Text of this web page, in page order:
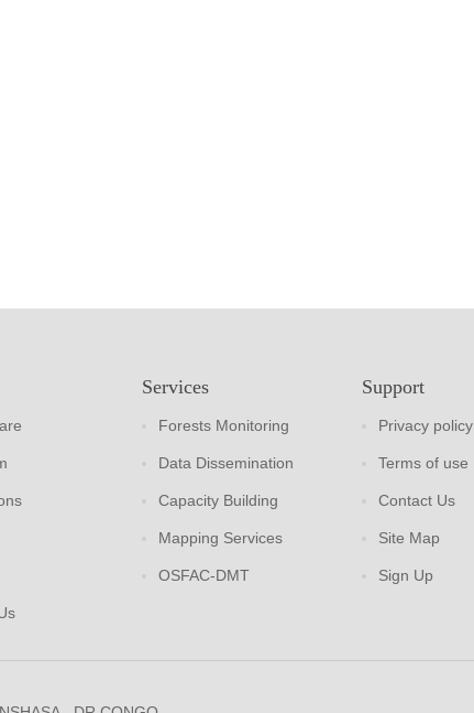
Services
Forests Monitoring
Data Dissemination
Capacity Building
Mapping Services
OSFAC-DMT
Support
Privacy policy
Terms of use
Contact Us
Site Map
Sign Up